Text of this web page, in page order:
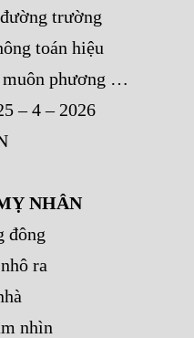
trường
toán hiệu
muôn phương …
– 4 – 2026
NHÂN
đông
ra
nhìn